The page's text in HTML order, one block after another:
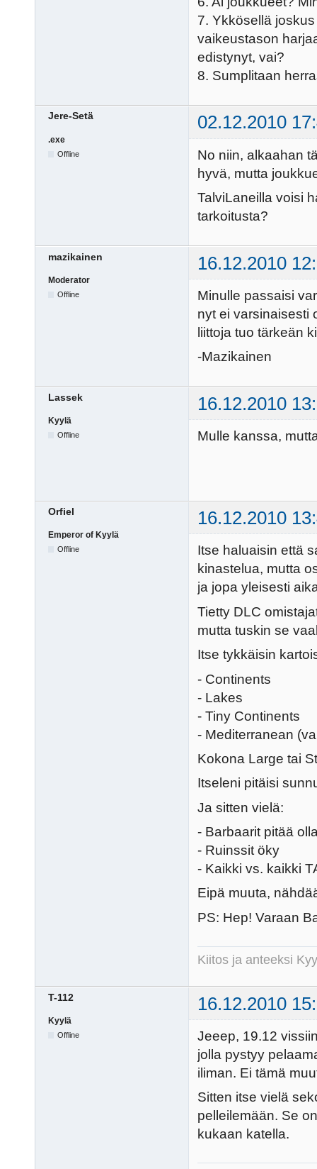
7. Ykkösellä
vaikeustason
edistynyt, vai?
8. Sumplitaan
Jere-Setä 02.12.2010
.exe
Offline
No niin, alkaahan
hyvä, mutta
TalviLaneilla voisi
tarkoitusta?
mazikainen 16.12.2010
Moderator
Offline
Minulle passaisi
nyt ei varsinaisesti
liittoja tuo tärkeän
-Mazikainen
Lassek 16.12.2010
Kyylä
Offline Mulle kanssa,
Orfiel 16.12.2010
Emperor of Kyylä
Offline
Itse haluaisin että
kinastelua, mutta
ja jopa yleisesti
Tietty DLC
mutta tuskin se
Itse tykkäisin
- Continents
- Lakes
- Tiny Continents
- Mediterranean
Kokona Large tai
Itseleni pitäisi
Ja sitten vielä:
- Barbaarit pitää
- Ruinssit öky
- Kaikki vs. kaikki
Eipä muuta,
PS: Hep! Varaan
Kiitos ja anteeksi
T-112 16.12.2010
Kyylä
Offline
Jeeep, 19.12
jolla pystyy
iliman. Ei tämä
Sitten itse vielä
pelleilemään. Se
kukaan katella.